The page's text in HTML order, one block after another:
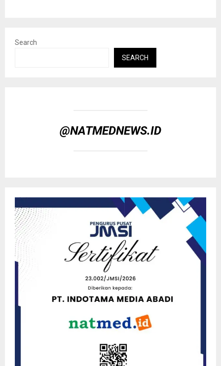
Search
SEARCH
@NATMEDNEWS.ID